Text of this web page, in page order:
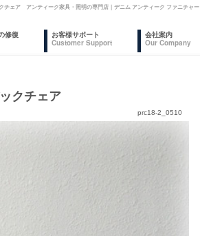
チェア アンティーク家具・照明の専門店｜デニム アンティーク ファニチャー
修復
お客様サポート
Customer Support
会社案内
Our Company
クチェア
prc18-2_0510